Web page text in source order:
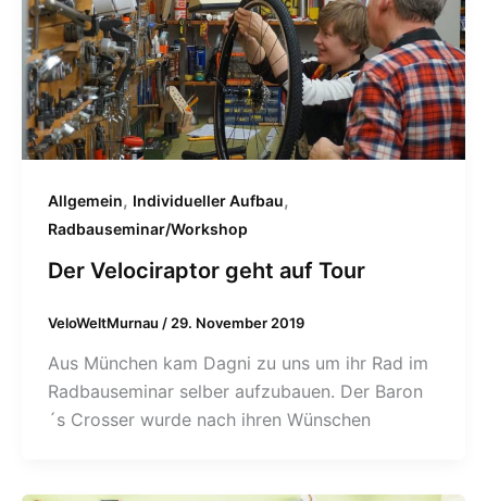
Allgemein, Individueller Aufbau,
Radbauseminar/Workshop
Der Velociraptor geht auf Tour
VeloWeltMurnau / 29. November 2019
Aus München kam Dagni zu uns um ihr Rad im
Radbauseminar selber aufzubauen. Der Baron
´s Crosser wurde nach ihren Wünschen